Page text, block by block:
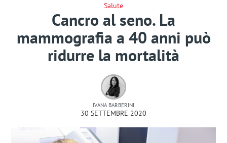
Salute
Cancro al seno. La
mammografia a 40 anni può
ridurre la mortalità
IVANA BARBERINI
30 SETTEMBRE 2020